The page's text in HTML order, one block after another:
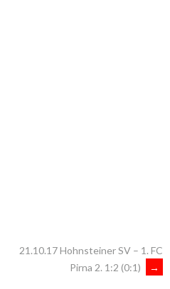
21.10.17 Hohnsteiner SV – 1. FC
Pirna 2. 1:2 (0:1)
→